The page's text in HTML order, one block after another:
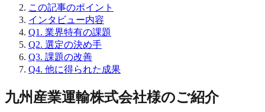
この記事のポイント
インタビュー内容
Q1. 業界特有の課題
Q2. 選定の決め手
Q3. 課題の改善
Q4. 他に得られた成果
九州産業運輸株式会社様のご紹介